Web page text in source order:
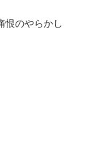
恨のやらかし